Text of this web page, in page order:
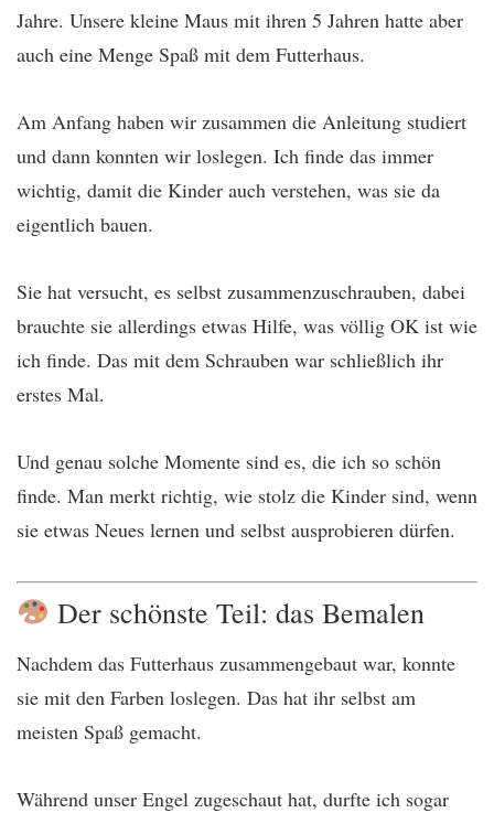
Jahre. Unsere kleine Maus mit ihren 5 Jahren hatte aber
auch eine Menge Spaß mit dem Futterhaus.
Am Anfang haben wir zusammen die Anleitung studiert
und dann konnten wir loslegen. Ich finde das immer
wichtig, damit die Kinder auch verstehen, was sie da
eigentlich bauen.
Sie hat versucht, es selbst zusammenzuschrauben, dabei
brauchte sie allerdings etwas Hilfe, was völlig OK ist wie
ich finde. Das mit dem Schrauben war schließlich ihr
erstes Mal.
Und genau solche Momente sind es, die ich so schön
finde. Man merkt richtig, wie stolz die Kinder sind, wenn
sie etwas Neues lernen und selbst ausprobieren dürfen.
Der schönste Teil: das Bemalen
Nachdem das Futterhaus zusammengebaut war, konnte
sie mit den Farben loslegen. Das hat ihr selbst am
meisten Spaß gemacht.
Während unser Engel zugeschaut hat, durfte ich sogar